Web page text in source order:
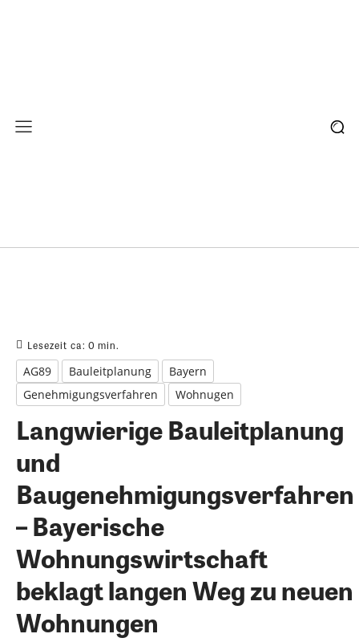
Lesezeit ca: 0 min.
AG89 Bauleitplanung
Bayern
Genehmigungsverfahren
Wohnugen
Langwierige Bauleitplanung
und
Baugenehmigungsverfahren
– Bayerische
Wohnungswirtschaft
beklagt langen Weg zu neuen
Wohnungen